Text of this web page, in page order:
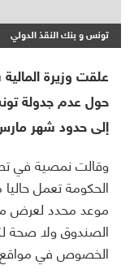
تونس و بنك النقذ الدولي
علقت وزيرة
حول عدم جدولة
إلى حدود شهر
وقالت نمصية في
الحكومة تعمل
موعد محدد لعرض
الصندوق ولا صحة
الخصوص في مواقع